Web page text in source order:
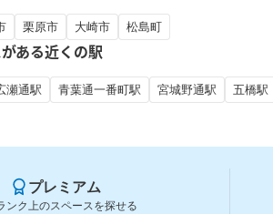
栗原市 大崎市 松島町
ある近くの駅
瀬通駅 青葉通一番町駅 宮城野通駅 五橋駅
プレミアム
ンク上のスペースを探せる